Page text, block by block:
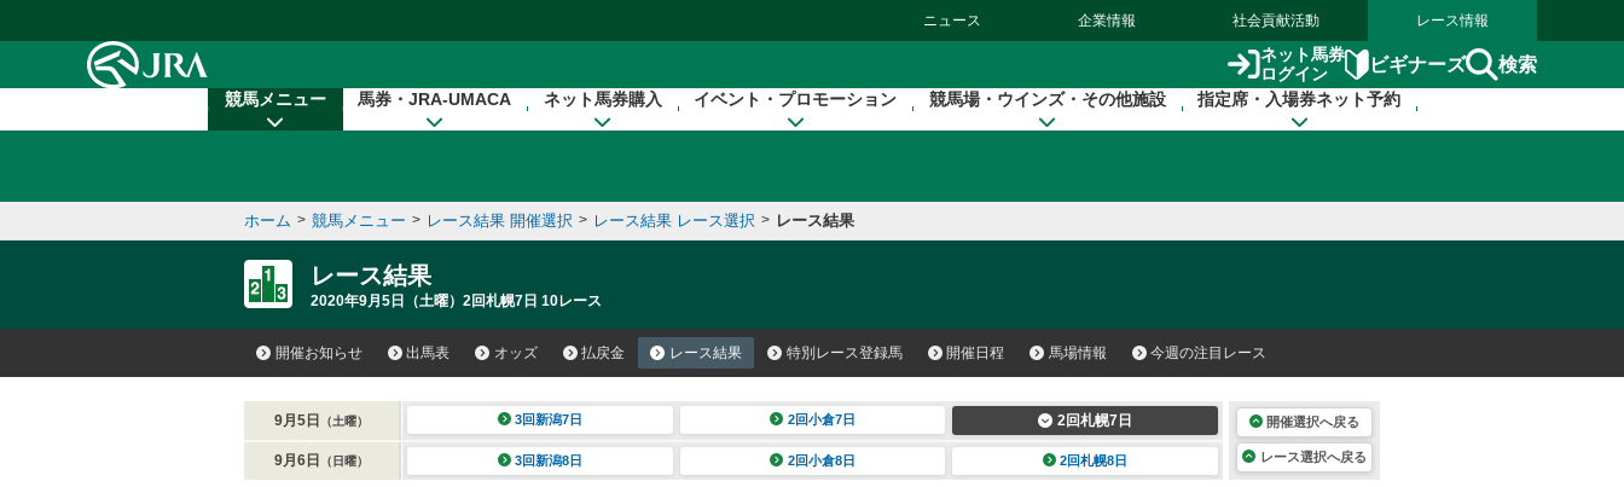
ニュース 企業情報 社会貢献活動 レース情報
ネット馬券
ログイン
ビギナーズ 検索
競馬メニュー 馬券・JRA-UMACA ネット馬券購入 イベント・プロモーション 競馬場・ウインズ・その他施設 指定席・入場券ネット予約
ホーム > 競馬メニュー > レース結果 開催選択 > レース結果 レース選択 > レース結果
レース結果
2020年9月5日（土曜）2回札幌7日 10レース
開催お知らせ 出馬表 オッズ 払戻金 レース結果 特別レース登録馬 開催日程 馬場情報 今週の注目レース
9月5日 （土曜） 3回新潟7日 2回小倉7日 2回札幌7日
9月6日 （日曜） 3回新潟8日 2回小倉8日 2回札幌8日
開催選択へ戻る
レース選択へ戻る